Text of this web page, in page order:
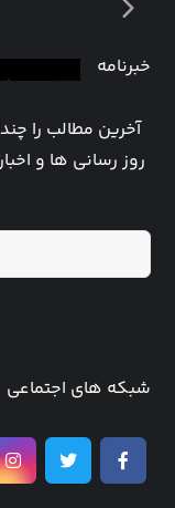
خبرنامه
آخرین مطالب را
روز رسانی ها و
شبکه های اجتماعی